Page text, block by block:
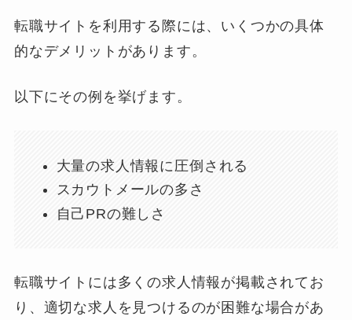
転職サイトを利用する際には、いくつかの具体
的なデメリットがあります。
以下にその例を挙げます。
大量の求人情報に圧倒される
スカウトメールの多さ
自己PRの難しさ
転職サイトには多くの求人情報が掲載されてお
り、適切な求人を見つけるのが困難な場合があ